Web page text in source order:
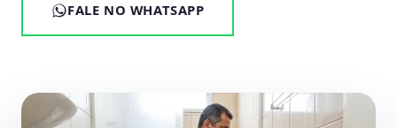
FALE NO WHATSAPP